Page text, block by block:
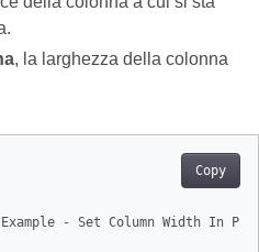
, la larghezza della colonna
Copy
- Set Column Width In